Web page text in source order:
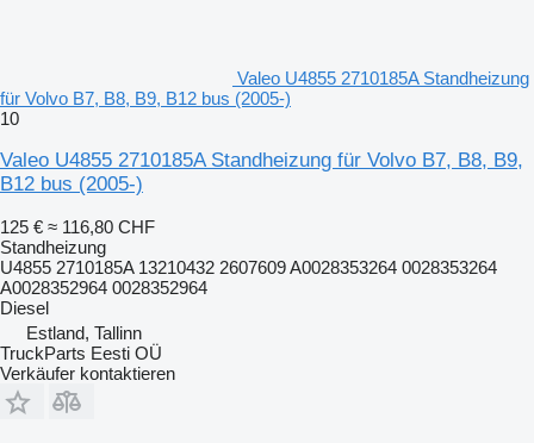
Valeo U4855 2710185A Standheizung
für Volvo B7, B8, B9, B12 bus (2005-)
10
Valeo U4855 2710185A Standheizung für Volvo B7, B8, B9,
B12 bus (2005-)
125 € ≈ 116,80 CHF
Standheizung
U4855 2710185A 13210432 2607609 A0028353264 0028353264
A0028352964 0028352964
Diesel
Estland, Tallinn
TruckParts Eesti OÜ
Verkäufer kontaktieren